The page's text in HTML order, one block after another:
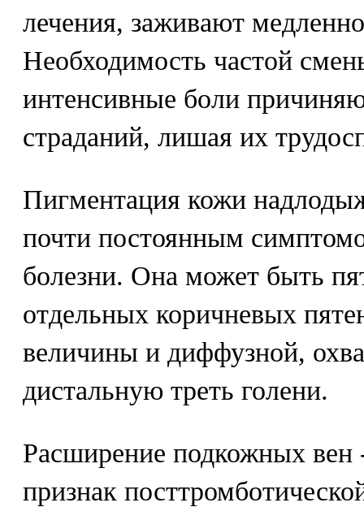
лечения, заживают
Необходимость частой
интенсивные боли
страданий, лишая их
Пигментация кожи
почти постоянным
болезни. Она может быть
отдельных коричневых
величины и диффузной,
дистальную треть голени.
Расширение подкожных вен
признак